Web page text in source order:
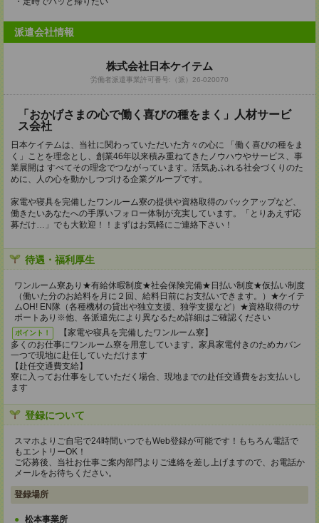
派遣会社情報
株式会社日本ケイテム
労働者派遣事業許可番号:（派）26-020070
「おかげさまの心で働く喜びの種をまく」人材サービ
ス会社
日本ケイテムは、当社に関わっていただいた方々の心に 「働く喜びの種をま
く」ことを理念とし、創業46年以来積み重ねてきたノウハウやサービス、事
業展開は すべてその理念でつながっています。活気あふれる社会づくりのた
めに、人の心を動かしつづける企業グループです。
家電や寝具を完備したワンルーム寮の提供や資格取得のバックアップなど、
働きたいあなたへの手厚いフォロー体制が充実しています。「とりあえず応
募だけ…」でも大歓迎！！まずはお気軽にご連絡下さい！
待遇・福利厚生
ワンルーム寮あり★有給休暇制度★社会保険完備★日払い制度★仮払い制度
（働いた分のお給料を月に２回、給料日前にお支払いできます。）★ケイテ
ムOH! EN隊（各種機材の貸出や独立支援、独学支援など）★資格取得のサ
ポートあり※他、各派遣先により異なるため詳細はご確認ください
ポイント！
【家電や寝具を完備したワンルーム寮】
多くのお仕事にワンルーム寮を用意しています。家具家電付きのためカバン
一つで現地に赴任していただけます
【赴任交通費支給】
寮に入ってお仕事をしていただく場合、現地までの赴任交通費をお支払いし
ます
登録について
スマホよりご自宅で24時間いつでもWeb登録が可能です！もちろん電話で
もエントリーOK！
ご応募後、当社お仕事ご案内部門よりご連絡を差し上げますので、お電話か
メールをお待ちください。
登録場所
松本事業所